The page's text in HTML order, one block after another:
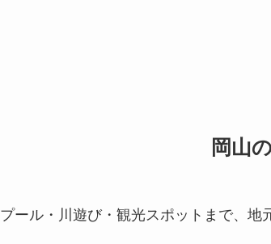
岡山
プール・川遊び・観光スポットまで、地